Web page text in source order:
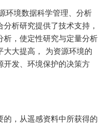
环境数据科学管理、分析
析研究提供了技术支持，
析，使定性研究与定量分析
大大提高， 为资源环境的
开发、环境保护的决策方
的，从遥感资料中所获得的